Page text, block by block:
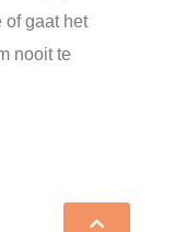
of gaat het
nooit te